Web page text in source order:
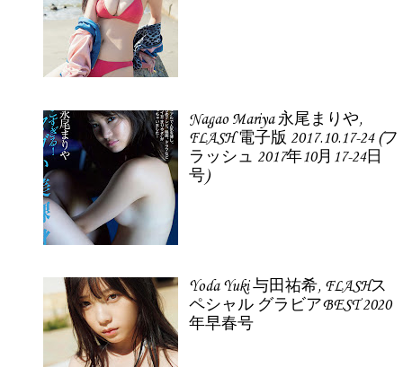
Nagao Mariya 永尾まりや,
FLASH 電子版 2017.10.17-24 (フ
ラッシュ 2017年10月17-24日
号)
Yoda Yuki 与田祐希, FLASHス
ペシャル グラビアBEST 2020
年早春号